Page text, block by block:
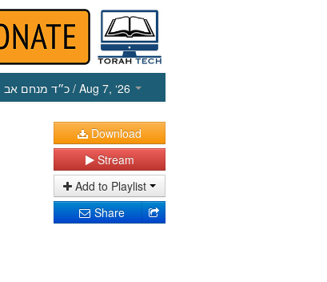
כ״ד מנחם אב/ Aug 7, ‘26
Download
Stream
Add to Playlist
Share